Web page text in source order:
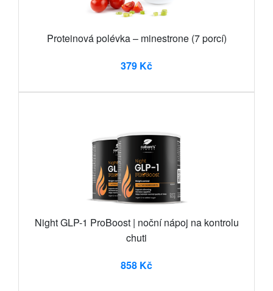
Proteinová polévka – minestrone (7 porcí)
379 Kč
Night GLP-1 ProBoost | noční nápoj na kontrolu
chuti
858 Kč